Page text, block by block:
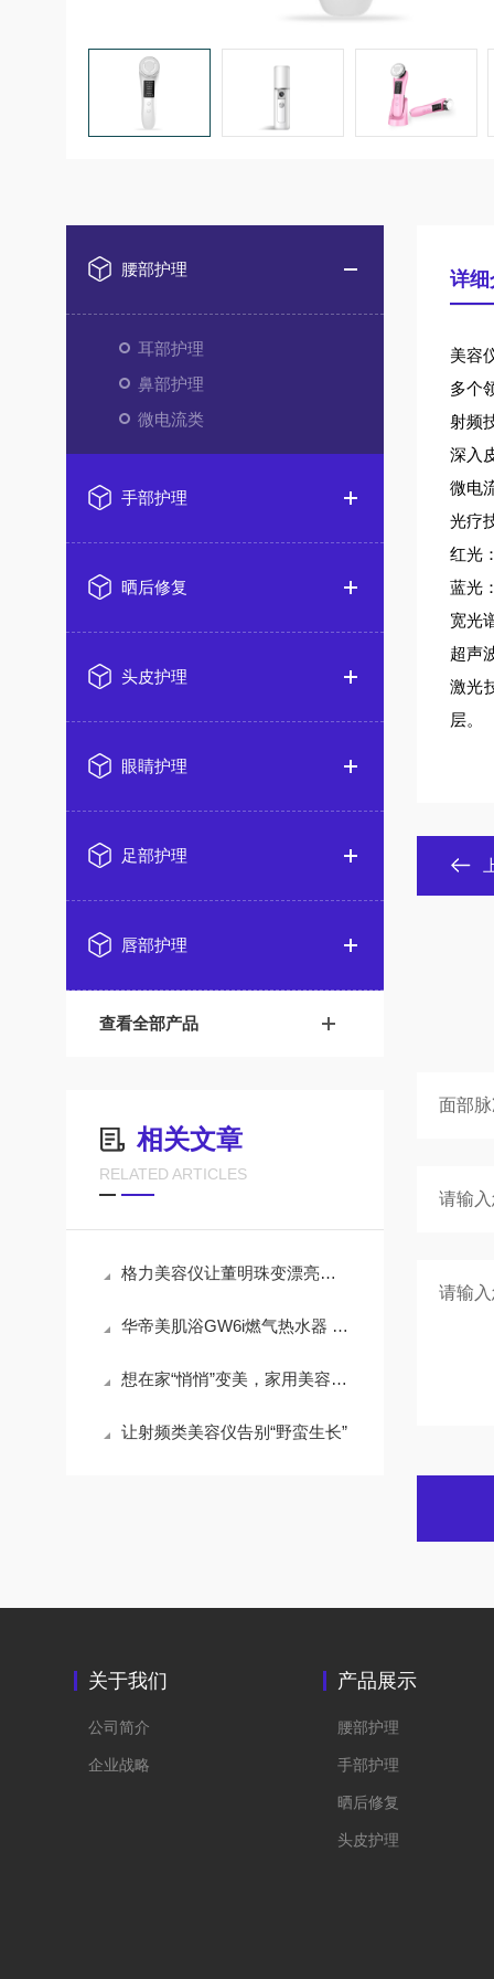
腰部护理
耳部护理
鼻部护理
微电流类
手部护理
晒后修复
头皮护理
眼睛护理
足部护理
唇部护理
查看全部产品
相关文章
RELATED ARTICLES
格力美容仪让董明珠变漂亮，这次跨界能成吗？
华帝美肌浴GW6i燃气热水器 深化沐浴护肤新体验
想在家“悄悄”变美，家用美容仪你用对了吗？
让射频类美容仪告别“野蛮生长”
详细
美容
多个
射频
深入
微电
光疗
红光
蓝光
宽光
超声
激光
层。
关于我们
公司简介
企业战略
产品展示
腰部护理
手部护理
晒后修复
头皮护理